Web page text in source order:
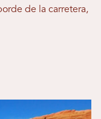
de la carretera,